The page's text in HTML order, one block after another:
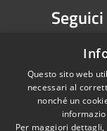
RSS
Questo sito web
necessari al
nonché un
Per maggiori